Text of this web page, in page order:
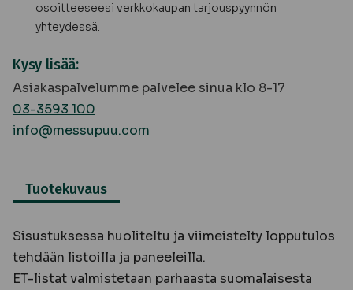
osoitteeseesi verkkokaupan tarjouspyynnön
yhteydessä.
Kysy lisää:
Asiakaspalvelumme palvelee sinua klo 8-17
03-3593 100
info@messupuu.com
Tuotekuvaus
Sisustuksessa huoliteltu ja viimeistelty lopputulos
tehdään listoilla ja paneeleilla.
ET-listat valmistetaan parhaasta suomalaisesta